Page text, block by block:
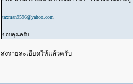
taxman9596@yahoo.com
ขอบคุณครับ
ส่งรายละเอียดให้แล้วครับ